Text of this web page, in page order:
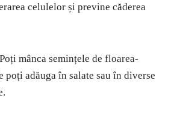
celulelor și previne căderea
Poți mânca semințele de floarea-
poți adăuga în salate sau în diverse